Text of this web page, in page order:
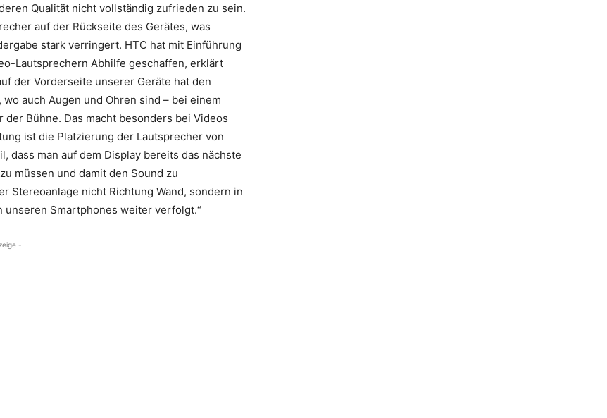
Qualität nicht vollständig zufrieden zu sein.
auf der Rückseite des Gerätes, was
stark verringert. HTC hat mit Einführung
Lautsprechern Abhilfe geschaffen, erklärt
der Vorderseite unserer Geräte hat den
auch Augen und Ohren sind – bei einem
Bühne. Das macht besonders bei Videos
ist die Platzierung der Lautsprecher von
dass man auf dem Display bereits das nächste
müssen und damit den Sound zu
Stereoanlage nicht Richtung Wand, sondern in
unseren Smartphones weiter verfolgt.“
-